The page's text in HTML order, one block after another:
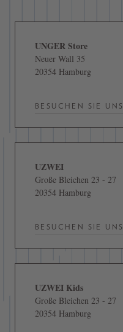
UNGER Store
Neuer Wall 35
20354 Hamburg
BESUCHEN SIE UNS
UZWEI
Große Bleichen 23 - 27
20354 Hamburg
BESUCHEN SIE UNS
UZWEI Kids
Große Bleichen 23 - 27
20354 Hamburg